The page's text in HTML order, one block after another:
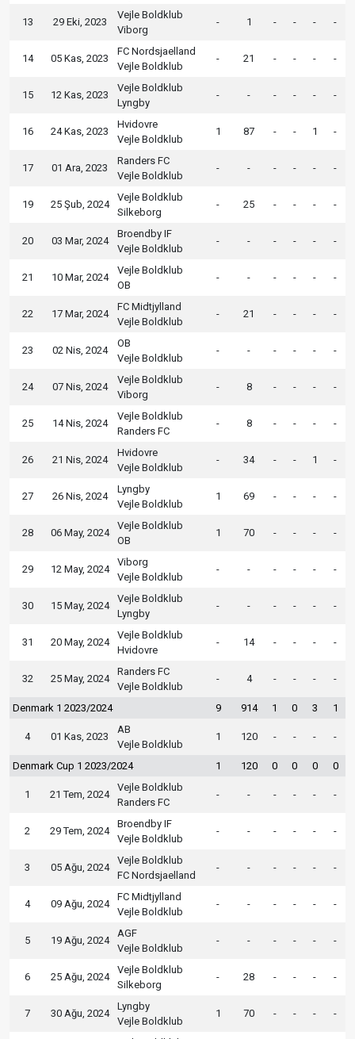
13 29 Eki, 2023
Vejle Boldklub
Viborg
- 1 - - - -
14 05 Kas, 2023
FC Nordsjaelland
Vejle Boldklub
- 21 - - - -
15 12 Kas, 2023
Vejle Boldklub
Lyngby
- - - - - -
16 24 Kas, 2023
Hvidovre
Vejle Boldklub
1 87 - - 1 -
17 01 Ara, 2023
Randers FC
Vejle Boldklub
- - - - - -
19 25 Şub, 2024
Vejle Boldklub
Silkeborg
- 25 - - - -
20 03 Mar, 2024
Broendby IF
Vejle Boldklub
- - - - - -
21 10 Mar, 2024
Vejle Boldklub
OB
- - - - - -
22 17 Mar, 2024
FC Midtjylland
Vejle Boldklub
- 21 - - - -
23 02 Nis, 2024
OB
Vejle Boldklub
- - - - - -
24 07 Nis, 2024
Vejle Boldklub
Viborg
- 8 - - - -
25 14 Nis, 2024
Vejle Boldklub
Randers FC
- 8 - - - -
26 21 Nis, 2024
Hvidovre
Vejle Boldklub
- 34 - - 1 -
27 26 Nis, 2024
Lyngby
Vejle Boldklub
1 69 - - - -
28 06 May, 2024
Vejle Boldklub
OB
1 70 - - - -
29 12 May, 2024
Viborg
Vejle Boldklub
- - - - - -
30 15 May, 2024
Vejle Boldklub
Lyngby
- - - - - -
31 20 May, 2024
Vejle Boldklub
Hvidovre
- 14 - - - -
32 25 May, 2024
Randers FC
Vejle Boldklub
- 4 - - - -
Denmark 1 2023/2024 9 914 1 0 3 1
4 01 Kas, 2023
AB
Vejle Boldklub
1 120 - - - -
Denmark Cup 1 2023/2024 1 120 0 0 0 0
1 21 Tem, 2024
Vejle Boldklub
Randers FC
- - - - - -
2 29 Tem, 2024
Broendby IF
Vejle Boldklub
- - - - - -
3 05 Ağu, 2024
Vejle Boldklub
FC Nordsjaelland
- - - - - -
4 09 Ağu, 2024
FC Midtjylland
Vejle Boldklub
- - - - - -
5 19 Ağu, 2024
AGF
Vejle Boldklub
- - - - - -
6 25 Ağu, 2024
Vejle Boldklub
Silkeborg
- 28 - - - -
7 30 Ağu, 2024
Lyngby
Vejle Boldklub
1 70 - - - -